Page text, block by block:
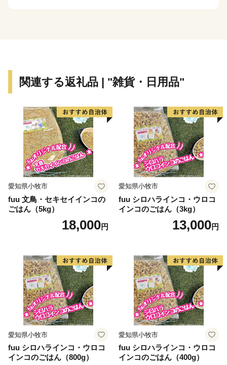
に移行し、新たなステージで魅力と活力あふれる街づく
【重要】「令和8年熊本地震」の影響による返礼品配送
遅延のお知らせ
2026年7月28日に発生しました「令和8年熊本地震」に
より被災された皆様に、心よりお見舞い申し上げます。
一日も早い復旧と、皆様の安全を心よりお祈りいたしま
現在、熊本県一部地域への配送が停止、および九州全域
への配送に遅延が生じております。
物流網の復旧状況を確認しつつ、準備が整い次第順次返
礼品発送の手配を進めております。
お届けまで今しばらくお時間をいただけますよう、何卒
ご理解とご協力を賜りますようお願い申し上げます。
関連する返礼品 | "雑貨・日用品"
愛知県小牧市
fuu 文鳥・セキセイインコの
ごはん（5kg）
18,000円
愛知県小牧市
fuu シロハラインコ・ウロコ
インコのごはん（3kg）
13,000円
愛知県小牧市
fuu シロハラインコ・ウロコ
インコのごはん（800g）
愛知県小牧市
fuu シロハラインコ・ウロコ
インコのごはん（400g）